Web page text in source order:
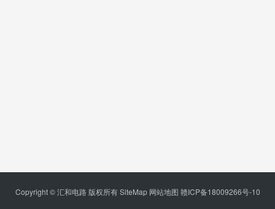
Copyright © 汇和电路 版权所有SiteMap 网站地图 赣ICP备18009266号-10